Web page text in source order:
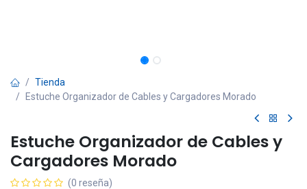
Tienda
Estuche Organizador de Cables y Cargadores Morado
Estuche Organizador de Cables y
Cargadores Morado
(0 reseña)